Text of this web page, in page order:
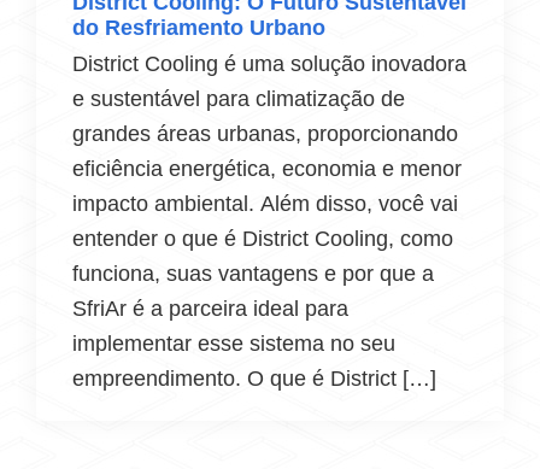
do Resfriamento Urbano
District Cooling é uma solução inovadora
e sustentável para climatização de
grandes áreas urbanas, proporcionando
eficiência energética, economia e menor
impacto ambiental. Além disso, você vai
entender o que é District Cooling, como
funciona, suas vantagens e por que a
SfriAr é a parceira ideal para
implementar esse sistema no seu
empreendimento. O que é District […]